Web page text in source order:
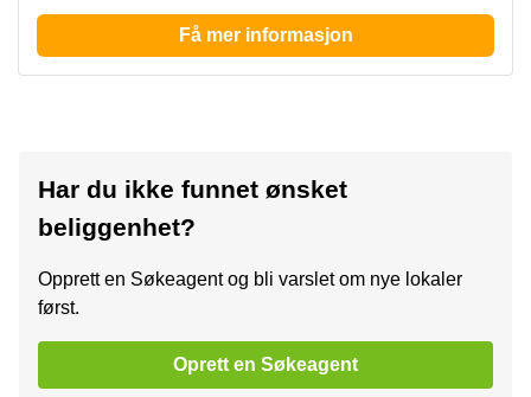
Få mer informasjon
Har du ikke funnet ønsket
beliggenhet?
Opprett en Søkeagent og bli varslet om nye lokaler
først.
Oprett en Søkeagent